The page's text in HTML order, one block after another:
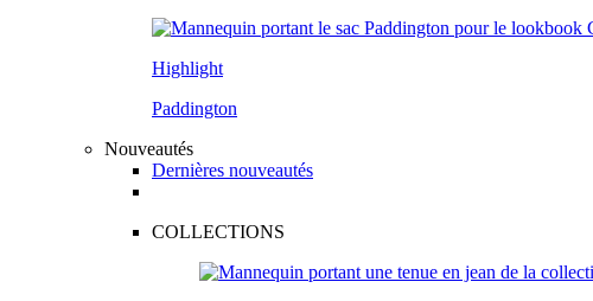
Highlight
Paddington
Nouveautés
Dernières nouveautés
COLLECTIONS